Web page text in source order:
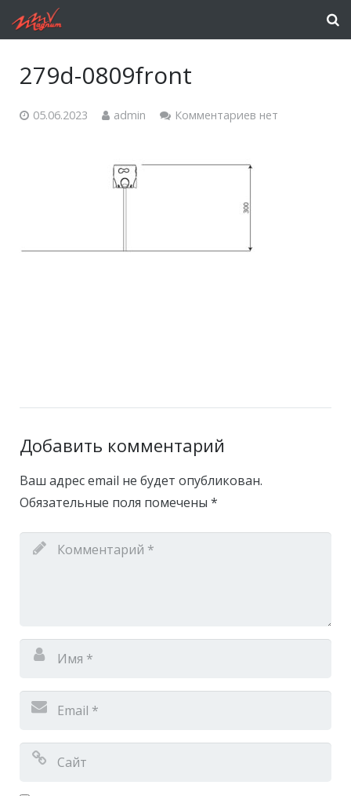
279d-0809front
05.06.2023 admin Комментариев нет
Добавить комментарий
Ваш адрес email не будет опубликован.
Обязательные поля помечены *